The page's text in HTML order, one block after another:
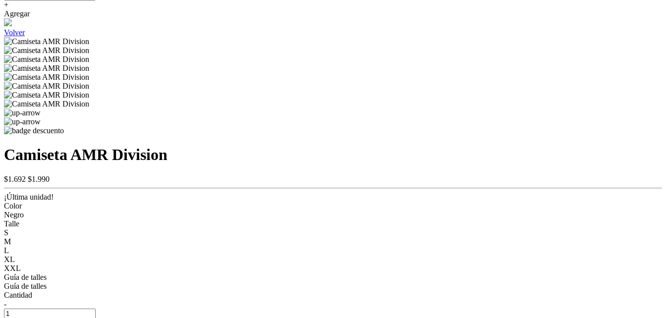
+
Agregar
Volver
Camiseta AMR Division
$1.692 $1.990
¡Última unidad!
Color
Negro
Talle
S
M
L
XL
XXL
Guía de talles
Guía de talles
Cantidad
-